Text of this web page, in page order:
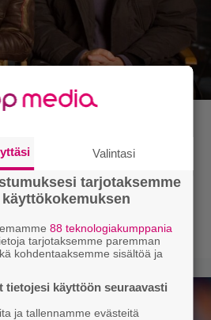
Steven
ja Tom
loppui
– Syynä
käytös
Valintasi
tarjotaksemme
88 teknologiakumppania
tarjotaksemme paremman
kohdentaaksemme sisältöä ja
tietojesi käyttöön seuraavasti
ja tallennamme evästeitä